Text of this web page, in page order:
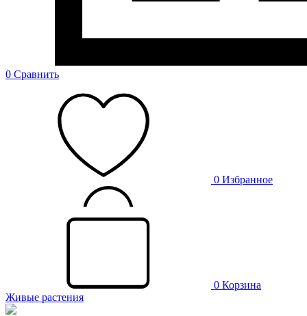
0 Сравнить
0 Избранное
0 Корзина
Живые растения